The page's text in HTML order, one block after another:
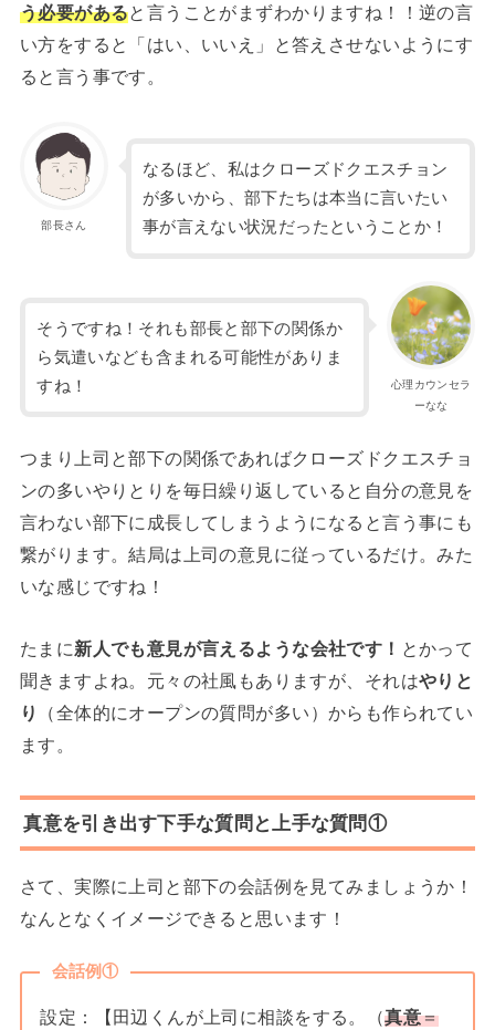
う必要があると言うことがまずわかりますね！！逆の言
い方をすると「はい、いいえ」と答えさせないようにす
ると言う事です。
部長さん
なるほど、私はクローズドクエスチョン
が多いから、部下たちは本当に言いたい
事が言えない状況だったということか！
心理カウンセラ
ーなな
そうですね！それも部長と部下の関係か
ら気遣いなども含まれる可能性がありま
すね！
つまり上司と部下の関係であればクローズドクエスチョ
ンの多いやりとりを毎日繰り返していると自分の意見を
言わない部下に成長してしまうようになると言う事にも
繋がります。結局は上司の意見に従っているだけ。みた
いな感じですね！
たまに新人でも意見が言えるような会社です！ とかって
聞きますよね。元々の社風もありますが、それはやりと
り
（全体的にオープンの質問が多い）からも作られてい
ます。
真意を引き出す下手な質問と上手な質問①
さて、実際に上司と部下の会話例を見てみましょうか！
なんとなくイメージできると思います！
会話例①
設定：【田辺くんが上司に相談をする。（真意＝